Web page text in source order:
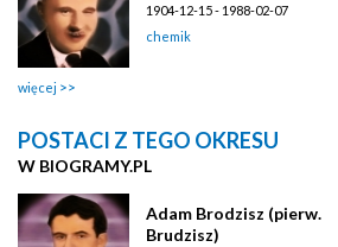
1904-12-15 - 1988-02-07
chemik
więcej
POSTACI Z TEGO OKRESU
W BIOGRAMY.PL
Adam Brodzisz (pierw.
Brudzisz)